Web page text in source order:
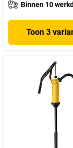
Binnen 10
Toon 3